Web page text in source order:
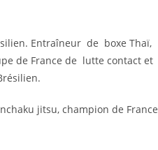
Entraîneur de boxe Thaï,
de France de lutte contact et
jitsu, champion de France